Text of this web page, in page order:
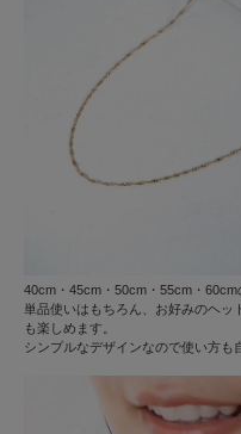
40cm・45cm・50cm・55cm・60cm
単品使いはもちろん、お好みのヘッ
も楽しめます。
シンプルなデザインなので使い方も